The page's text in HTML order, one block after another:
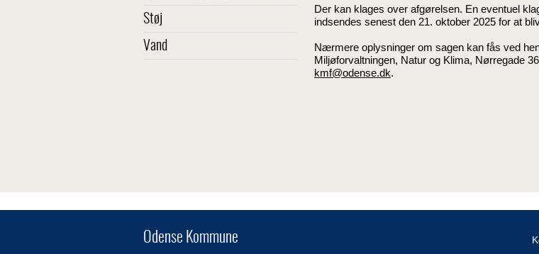
Støj
Vand
Der kan klages over afgørelsen. En eventuel
indsendes senest den 21. oktober 2025 for at
Nærmere oplysninger om sagen kan fås ved
Miljøforvaltningen, Natur og Klima, Nørregade
kmf@odense.dk.
Odense Kommune